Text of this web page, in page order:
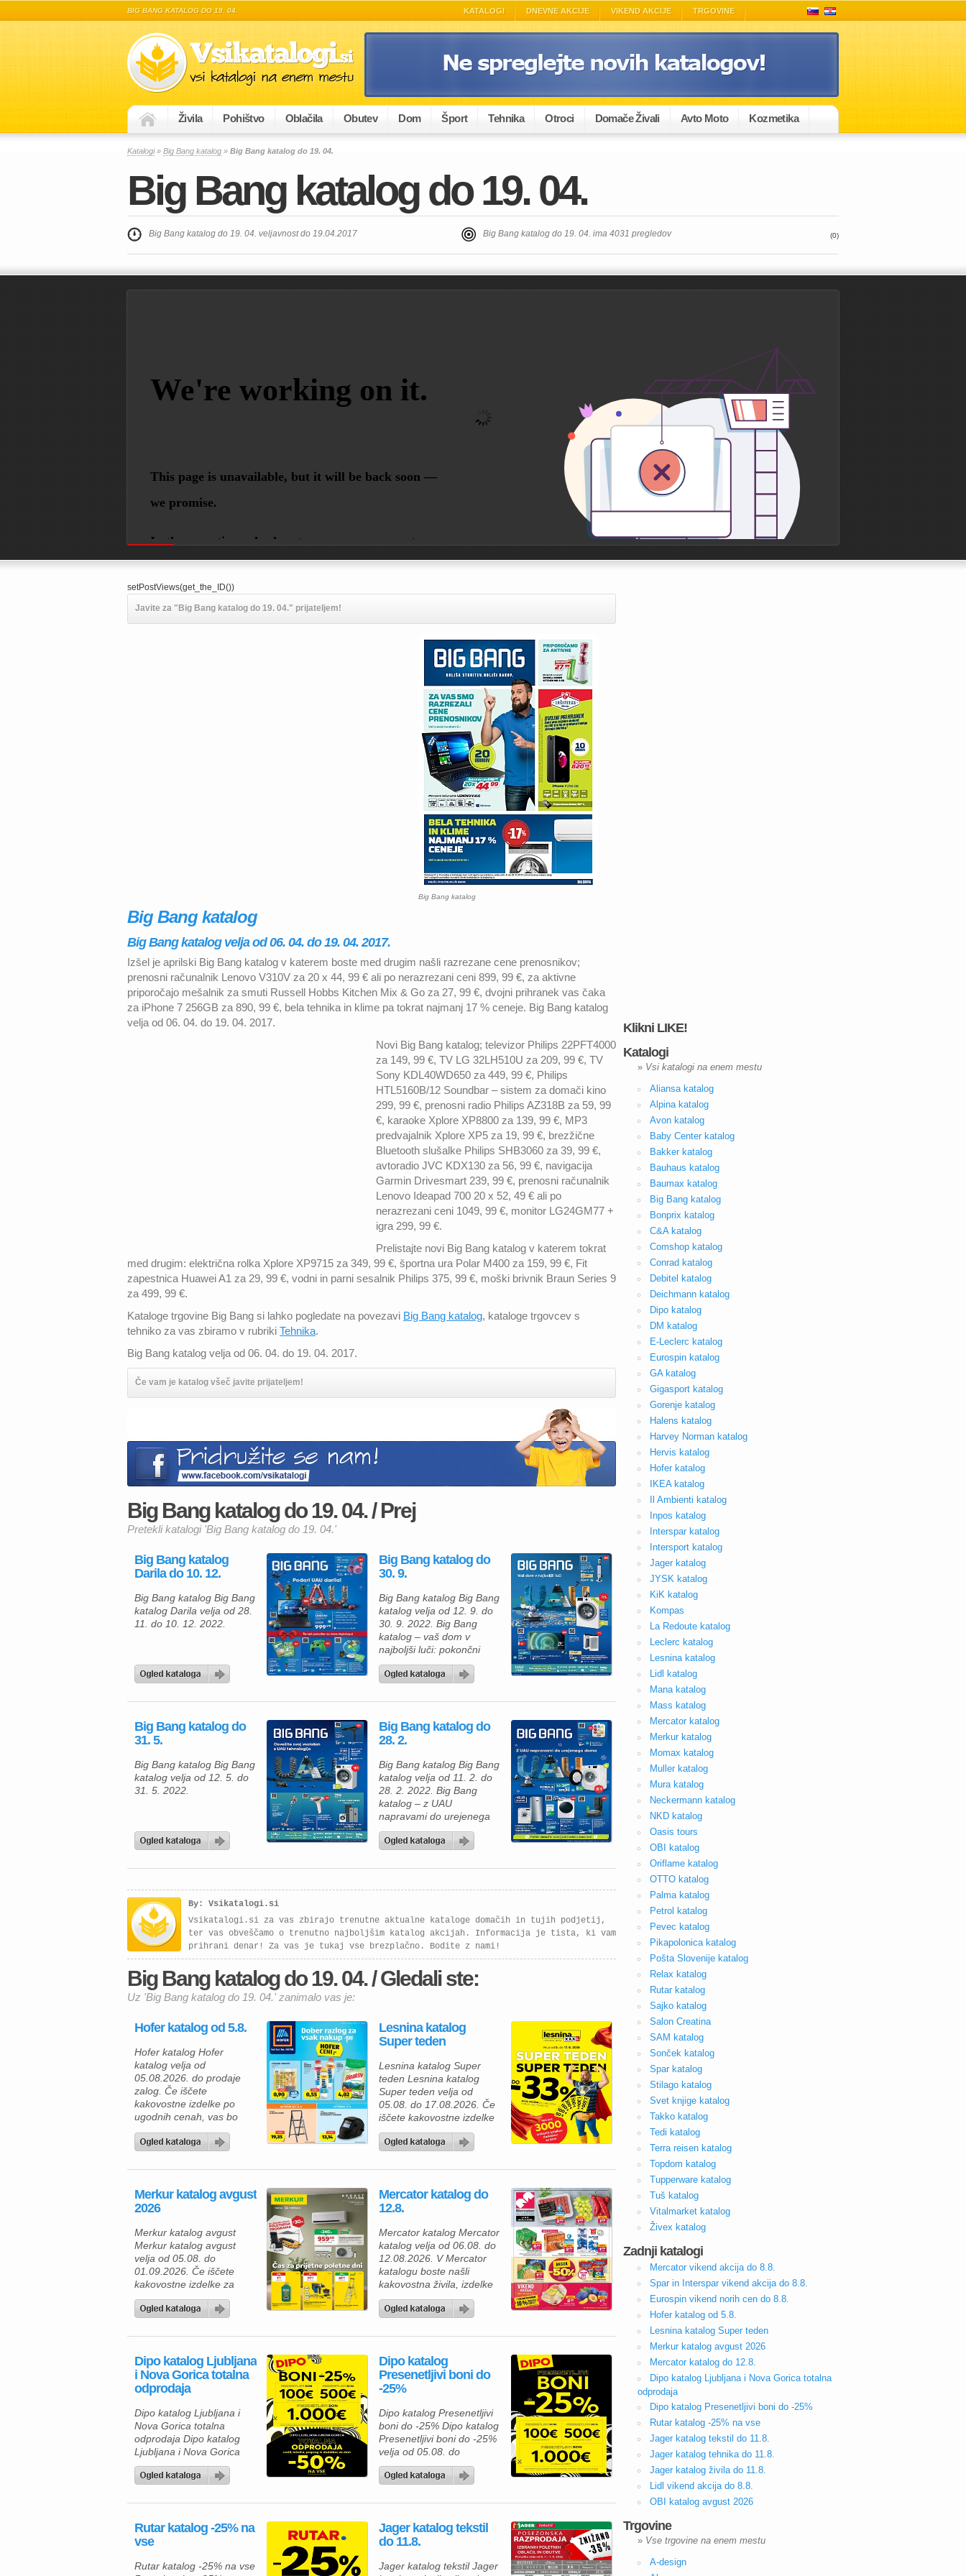
BIG BANG KATALOG DO 19. 04. KATALOGI DNEVNE AKCIJE VIKEND AKCIJE TRGOVINE
Živila Pohištvo Oblačila Obutev Dom Šport Tehnika Otroci Domače Živali Avto Moto Kozmetika
Katalogi» Big Bang katalog » Big Bang katalog do 19. 04.
Big Bang katalog do 19. 04.
Big Bang katalog do 19. 04. veljavnost do 19.04.2017 Big Bang katalog do 19. 04. ima 4031 pregledov (0)
Powered by
setPostViews(get_the_ID())
Javite za "Big Bang katalog do 19. 04." prijateljem!
Big Bang katalog
Big Bang katalog
Big Bang katalog velja od 06. 04. do 19. 04. 2017.
Izšel je aprilski Big Bang katalog v katerem boste med drugim našli razrezane cene prenosnikov;
prenosni računalnik Lenovo V310V za 20 x 44, 99 € ali po nerazrezani ceni 899, 99 €, za aktivne
priporočajo mešalnik za smuti Russell Hobbs Kitchen Mix & Go za 27, 99 €, dvojni prihranek vas čaka
za iPhone 7 256GB za 890, 99 €, bela tehnika in klime pa tokrat najmanj 17 % ceneje. Big Bang katalog
velja od 06. 04. do 19. 04. 2017.
Novi Big Bang katalog; televizor Philips 22PFT4000
za 149, 99 €, TV LG 32LH510U za 209, 99 €, TV
Sony KDL40WD650 za 449, 99 €, Philips
HTL5160B/12 Soundbar – sistem za domači kino
299, 99 €, prenosni radio Philips AZ318B za 59, 99
€, karaoke Xplore XP8800 za 139, 99 €, MP3
predvajalnik Xplore XP5 za 19, 99 €, brezžične
Bluetooth slušalke Philips SHB3060 za 39, 99 €,
avtoradio JVC KDX130 za 56, 99 €, navigacija
Garmin Drivesmart 239, 99 €, prenosni računalnik
Lenovo Ideapad 700 20 x 52, 49 € ali po
nerazrezani ceni 1049, 99 €, monitor LG24GM77 +
igra 299, 99 €.
Prelistajte novi Big Bang katalog v katerem tokrat
med drugim: električna rolka Xplore XP9715 za 349, 99 €, športna ura Polar M400 za 159, 99 €, Fit
zapestnica Huawei A1 za 29, 99 €, vodni in parni sesalnik Philips 375, 99 €, moški brivnik Braun Series 9
za 499, 99 €.
Kataloge trgovine Big Bang si lahko pogledate na povezavi Big Bang katalog, kataloge trgovcev s
tehniko za vas zbiramo v rubriki Tehnika.
Big Bang katalog velja od 06. 04. do 19. 04. 2017.
Če vam je katalog všeč javite prijateljem!
Big Bang katalog do 19. 04. / Prej
Pretekli katalogi 'Big Bang katalog do 19. 04.'
Big Bang katalog
Darila do 10. 12.
Big Bang katalog Big Bang
katalog Darila velja od 28.
11. do 10. 12. 2022.
Big Bang katalog do
30. 9.
Big Bang katalog Big Bang
katalog velja od 12. 9. do
30. 9. 2022. Big Bang
katalog – vaš dom v
najboljši luči: pokončni
sesalnik Samsung
VS20A05843W/ GE
pralni stroj Beko
€, televizor Philips
75PUS7906/12 za 899, 99
AX60R5080WD za 339, 99
[…]
Big Bang katalog do
31. 5.
Big Bang katalog Big Bang
katalog velja od 12. 5. do
31. 5. 2022.
Big Bang katalog do
28. 2.
Big Bang katalog Big Bang
katalog velja od 11. 2. do
28. 2. 2022. Big Bang
katalog – z UAU
napravami do urejenega
doma: pralni stroj Gorenje
WNEI84BPS za 399, 90 €,
DV90T8240SH/S7 za 899
Roomba i3556+ za 499,
velja od 11. 2. do […]
By: Vsikatalogi.si
Vsikatalogi.si za vas zbirajo trenutne aktualne kataloge domačih in tujih podjetij,
ter vas obveščamo o trenutno najboljšim katalog akcijah. Informacija je tista, ki vam
prihrani denar! Za vas je tukaj vse brezplačno. Bodite z nami!
Big Bang katalog do 19. 04. / Gledali ste:
Uz 'Big Bang katalog do 19. 04.' zanimalo vas je:
Hofer katalog od 5.8.
Hofer katalog Hofer
katalog velja od
05.08.2026. do prodaje
zalog. Če iščete
kakovostne izdelke po
ugodnih cenah, vas bo
zagotovo navdušila. Med
uporabo najdete številne
pijače, izdelke za dom in
gospodinjstvo ter
različna opravila. Za hiter
zajtrk ali malico lahko
izberete piščančje
hrenovke 200 […]
Lesnina katalog
Super teden
Lesnina katalog Super
teden Lesnina katalog
Super teden velja od
05.08. do 17.08.2026. Če
iščete kakovostne izdelke
za prijetnejši in lepše
urejen dom, vas bo
Lesnina kataloga zagotovo
odlične akcijske cene in
bogato izbiro izdelkov za
kuhinjo in jedilnico ter svoj
dom opremite po
ugodnejših cenah. Poleg
številnih […]
Merkur katalog avgust
2026
Merkur katalog avgust
Merkur katalog avgust
velja od 05.08. do
01.09.2026. Če iščete
kakovostne izdelke za
dom, vrt in delavnico, vas
bo aktualna ponudba iz
navdušila. Izkoristite
izbrane izdelke in
poskrbite za udobnejše
bivanje, lažje delo ter
prostega časa. V Merkur
ponudbi vas čakajo
gospodinjski aparati,
klimatske […]
Mercator katalog do
12.8.
Mercator katalog Mercator
katalog velja od 06.08. do
12.08.2026. V Mercator
katalogu boste našli
kakovostna živila, izdelke
za gospodinjstvo in
številne priljubljene
ugodnih cenah. Zdaj je
svojo shrambo, hladilnik in
zamrzovalnik ter pri tem
tudi prihranite. Za pripravo
izberete Premium
Mercator čevapčiče v
pakiranju 500 […]
Dipo katalog Ljubljana
i Nova Gorica totalna
odprodaja
Dipo katalog Ljubljana i
Nova Gorica totalna
odprodaja Dipo katalog
Ljubljana i Nova Gorica
totalna odprodaja velja od
05.08. do 08.08.2026.
Dipo katalog
Presenetljivi boni do
-25%
Dipo katalog Presenetljivi
boni do -25% Dipo katalog
Presenetljivi boni do -25%
velja od 05.08. do
08.08.2026. Predstavljamo
vam privlačno ponudbo iz
izbirate med kakovostnim
mladinsko sobo ter hkrati
izkoristite odlične akcijske
500 € vas lahko pričaka
Rutar katalog -25% na
vse
Rutar katalog -25% na vse
Jager katalog tekstil
do 11.8.
Jager katalog tekstil Jager
Klikni LIKE!
Katalogi
» Vsi katalogi na enem mestu
Aliansa katalog
Alpina katalog
Avon katalog
Baby Center katalog
Bakker katalog
Bauhaus katalog
Baumax katalog
Big Bang katalog
Bonprix katalog
C&A katalog
Comshop katalog
Conrad katalog
Debitel katalog
Deichmann katalog
Dipo katalog
DM katalog
E-Leclerc katalog
Eurospin katalog
GA katalog
Gigasport katalog
Gorenje katalog
Halens katalog
Harvey Norman katalog
Hervis katalog
Hofer katalog
IKEA katalog
Il Ambienti katalog
Inpos katalog
Interspar katalog
Intersport katalog
Jager katalog
JYSK katalog
KiK katalog
Kompas
La Redoute katalog
Leclerc katalog
Lesnina katalog
Lidl katalog
Mana katalog
Mass katalog
Mercator katalog
Merkur katalog
Momax katalog
Muller katalog
Mura katalog
Neckermann katalog
NKD katalog
Oasis tours
OBI katalog
Oriflame katalog
OTTO katalog
Palma katalog
Petrol katalog
Pevec katalog
Pikapolonica katalog
Pošta Slovenije katalog
Relax katalog
Rutar katalog
Sajko katalog
Salon Creatina
SAM katalog
Sonček katalog
Spar katalog
Stilago katalog
Svet knjige katalog
Takko katalog
Tedi katalog
Terra reisen katalog
Topdom katalog
Tupperware katalog
Tuš katalog
Vitalmarket katalog
Živex katalog
Zadnji katalogi
Mercator vikend akcija do 8.8.
Spar in Interspar vikend akcija do 8.8.
Eurospin vikend norih cen do 8.8.
Hofer katalog od 5.8.
Lesnina katalog Super teden
Merkur katalog avgust 2026
Mercator katalog do 12.8.
Dipo katalog Ljubljana i Nova Gorica totalna
odprodaja
Dipo katalog Presenetljivi boni do -25%
Rutar katalog -25% na vse
Jager katalog tekstil do 11.8.
Jager katalog tehnika do 11.8.
Jager katalog živila do 11.8.
Lidl vikend akcija do 8.8.
OBI katalog avgust 2026
Trgovine
» Vse trgovine na enem mestu
A-design